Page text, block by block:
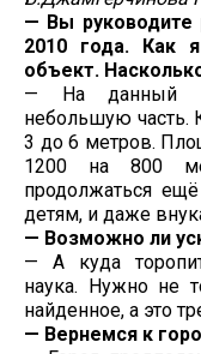
— Вы руководите
2010 года. Как
объект.
— На данный
небольшую часть.
3 до 6 метров.
1200 на 800
продолжаться
детям, и даже
— Возможно ли
— А куда
наука. Нужно не
найденное, а это
— Вернемся к